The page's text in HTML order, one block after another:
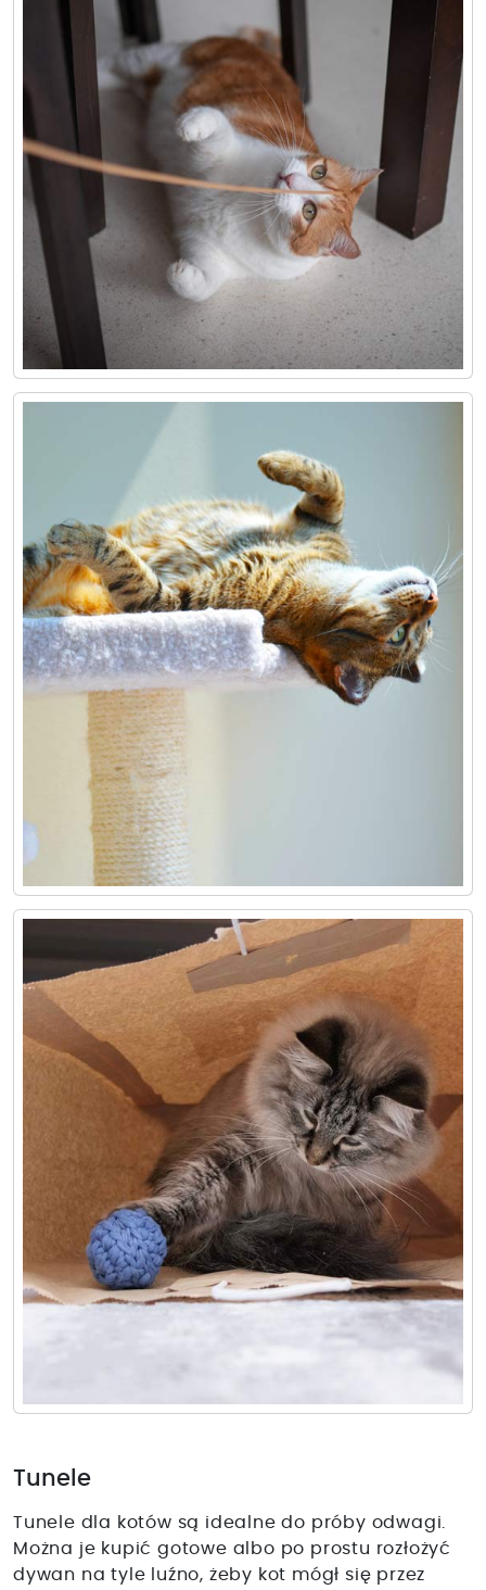
Tunele
Tunele dla kotów są idealne do próby odwagi.
Można je kupić gotowe albo po prostu rozłożyć
dywan na tyle luźno, żeby kot mógł się przez